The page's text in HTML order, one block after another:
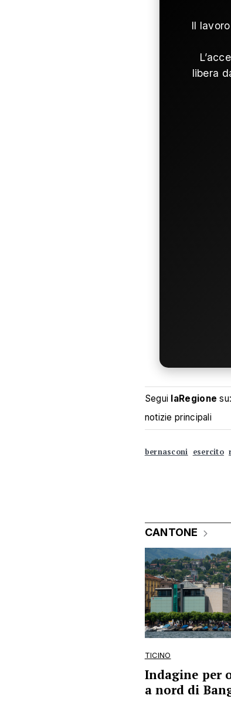
Il
libera
Segui laRegione su:
notizie principali
bernasconi esercito
CANTONE
TICINO
Indagine per
a nord di